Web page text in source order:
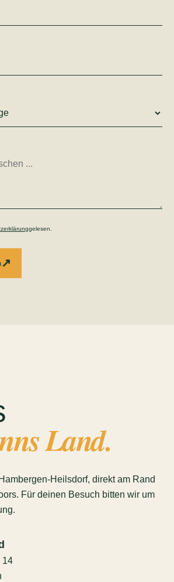
gelesen.
↗
Land.
Heilsdorf, direkt am Rand
Für deinen Besuch bitten wir um
14